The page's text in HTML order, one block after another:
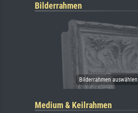
Bilderrahmen
Medium & Keilrahmen